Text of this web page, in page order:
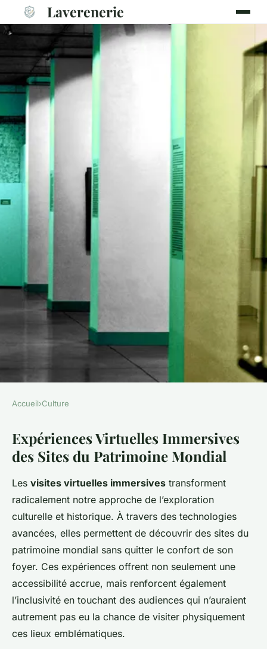
Laverenerie
Découvrez les Trésors du
Patrimoine Mondial en Visites
Virtuelles Immersives
Axel • 3 mars 2025 5 min de lecture
Accueil›Culture
Expériences Virtuelles Immersives
des Sites du Patrimoine Mondial
Les visites virtuelles immersives transforment
radicalement notre approche de l’exploration
culturelle et historique. À travers des technologies
avancées, elles permettent de découvrir des sites du
patrimoine mondial sans quitter le confort de son
foyer. Ces expériences offrent non seulement une
accessibilité accrue, mais renforcent également
l’inclusivité en touchant des audiences qui n’auraient
autrement pas eu la chance de visiter physiquement
ces lieux emblématiques.